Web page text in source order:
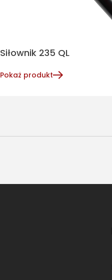
Siłownik 235 QL
Pokaż produkt